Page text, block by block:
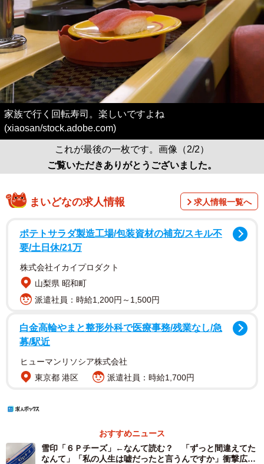
家族で行く回転寿司。楽しいですよね
(xiaosan/stock.adobe.com)
これが最後の一枚です。画像（2/2）
ご覧いただきありがとうございました。
まいどなの求人情報 求人情報一覧へ
ポテトサラダ製造工場/包装資材の補充/スキル不
要/土日休/21万
株式会社イカイプロダクト
山梨県 昭和町
派遣社員：時給1,200円～1,500円
白金高輪やまと整形外科で医療事務/残業なし/急
募/駅近
ヒューマンリソシア株式会社
東京都 港区
派遣社員：時給1,700円
おすすめニュース
雪印「６Ｐチーズ」←なんて読む？ 「ずっと間違えてた
なんて」「私の人生は嘘だったと言うんですか」衝撃広が